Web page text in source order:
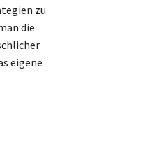
zu
die
eigene